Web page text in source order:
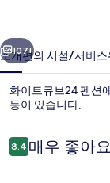
션
의
사
갤
다음
107+
소개편의 시설/서비스
화이트큐브24 펜션
등이 있습니다.
이
용
8.410점 만점 중 8.4점.
매우 좋아요